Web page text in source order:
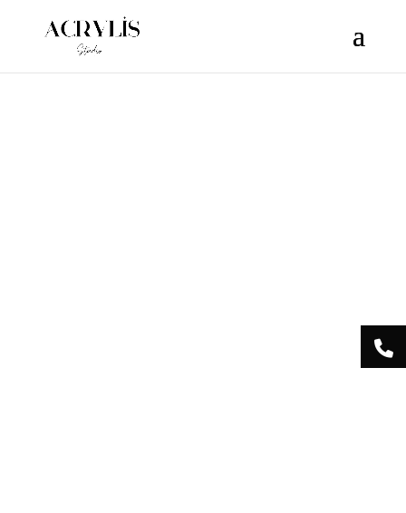
infection. * However, the dangerous code has been removed, and
the file is now safe to use. */